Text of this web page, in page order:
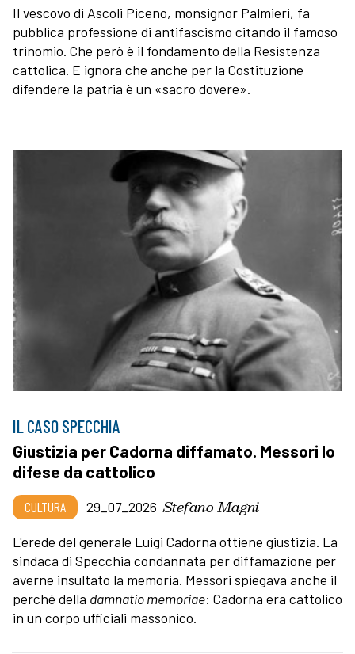
Il vescovo di Ascoli Piceno, monsignor Palmieri, fa
pubblica professione di antifascismo citando il famoso
trinomio. Che però è il fondamento della Resistenza
cattolica. E ignora che anche per la Costituzione
difendere la patria è un «sacro dovere».
IL CASO SPECCHIA
Giustizia per Cadorna diffamato. Messori lo
difese da cattolico
CULTURA 29_07_2026 Stefano Magni
L'erede del generale Luigi Cadorna ottiene giustizia. La
sindaca di Specchia condannata per diffamazione per
averne insultato la memoria. Messori spiegava anche il
perché della damnatio memoriae: Cadorna era cattolico
in un corpo ufficiali massonico.